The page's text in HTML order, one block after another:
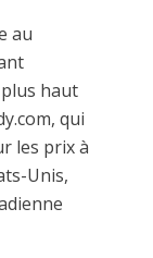
au
haut
qui
les prix à
Unis,